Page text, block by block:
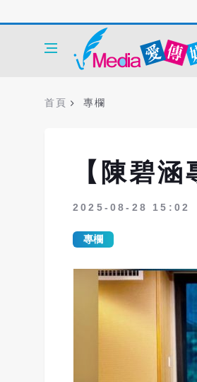
首頁 專欄
【陳碧
2025-08-28 15:02
專欄